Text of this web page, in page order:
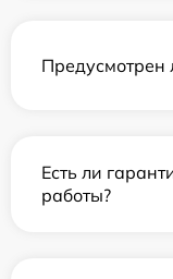
Предусмотрен
Есть ли
работы?